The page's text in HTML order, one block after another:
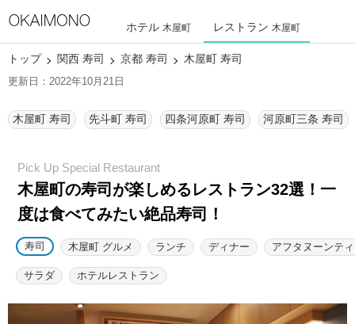
ホテル 木屋町 レストラン 木屋町
トップ 関西 寿司 京都 寿司 木屋町 寿司
更新日：2022年10月21日
木屋町 寿司 先斗町 寿司 四条河原町 寿司 河原町三条 寿司
木屋町の寿司が楽しめるレストラン32選！ 一
度は食べてみたい絶品寿司！
寿司 木屋町 グルメ ランチ ディナー アフタヌーンテ
サラダ ホテルレストラン